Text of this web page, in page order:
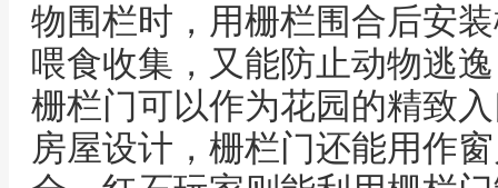
物围栏时，用栅栏围合后安
喂食收集，又能防止动物逃
栅栏门可以作为花园的精致
房屋设计，栅栏门还能用作